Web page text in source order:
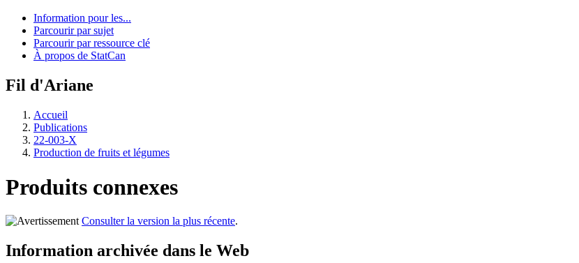
Information pour les...
Parcourir par sujet
Parcourir par ressource clé
À propos de StatCan
Fil d'Ariane
Accueil
Publications
22-003-X
Production de fruits et légumes
Produits connexes
Consulter la version la plus récente.
Information archivée dans le Web